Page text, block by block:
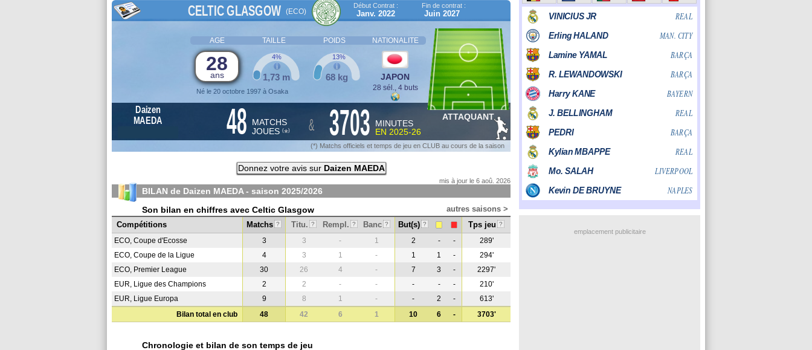
CELTIC GLASGOW (ECO)
Début Contrat :
Janv. 2022
Fin de contrat :
Juin 2027
AGE TAILLE POIDS NATIONALITE
28
ans
Né le 20 octobre 1997 à Osaka
1,73 m
4%
68 kg
13%
JAPON
28 sél., 4 buts
Daizen
MAEDA
48 MATCHS
JOUES (*) & 3703
MINUTES
EN 2025-26
ATTAQUANT
(*) Matchs officiels et temps de jeu en CLUB au cours de la saison
Donnez votre avis sur Daizen MAEDA
mis à jour le 6 aoû. 2026
BILAN de Daizen MAEDA - saison 2025/2026
Son bilan en chiffres avec Celtic Glasgow
autres saisons >
Compétitions
Matchs ? Titu. ? Rempl. ? Banc ? But(s) ? Tps jeu ?
ECO, Coupe d'Ecosse 3 3 - 1 2 - -
289'
ECO, Coupe de la Ligue
4 3 1 - 1 1 -
294'
ECO, Premier League
30 26 4 - 7 3 -
2297'
EUR, Ligue des Champions
2 2 - - - - -
210'
EUR, Ligue Europa
9 8 1 - - 2 -
613'
Bilan total en club
48 42 6 1 10 6 - 3703'
Chronologie et bilan de son temps de jeu
emplacement publicitaire